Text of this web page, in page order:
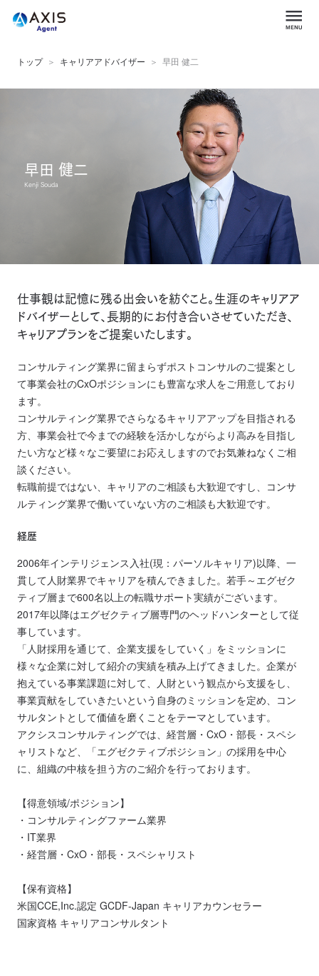
トップ キャリアアドバイザー 早田 健二
早田 健二
Kenji Souda
仕事観は記憶に残る出会いを紡ぐこと。生涯のキャリアア
ドバイザーとして、長期的にお付き合いさせていただき、
キャリアプランをご提案いたします。
コンサルティング業界に留まらずポストコンサルのご提案とし
て事業会社のCxOポジションにも豊富な求人をご用意しており
ます。
コンサルティング業界でさらなるキャリアアップを目指される
方、事業会社で今までの経験を活かしながらより高みを目指し
たい方など様々なご要望にお応えしますのでお気兼ねなくご相
談ください。
転職前提ではない、キャリアのご相談も大歓迎ですし、コンサ
ルティング業界で働いていない方のご相談も大歓迎です。
経歴
2006年インテリジェンス入社(現：パーソルキャリア)以降、一
貫して人財業界でキャリアを積んできました。若手～エグゼク
ティブ層まで600名以上の転職サポート実績がございます。
2017年以降はエグゼクティブ層専門のヘッドハンターとして従
事しています。
「人財採用を通じて、企業支援をしていく」をミッションに
様々な企業に対して紹介の実績を積み上げてきました。企業が
抱えている事業課題に対して、人財という観点から支援をし、
事業貢献をしていきたいという自身のミッションを定め、コン
サルタントとして価値を磨くことをテーマとしています。
アクシスコンサルティングでは、経営層・CxO・部長・スペシ
ャリストなど、「エグゼクティブポジション」の採用を中心
に、組織の中核を担う方のご紹介を行っております。
【得意領域/ポジション】
・コンサルティングファーム業界
・IT業界
・経営層・CxO・部長・スペシャリスト
【保有資格】
米国CCE,Inc.認定 GCDF-Japan キャリアカウンセラー
国家資格 キャリアコンサルタント